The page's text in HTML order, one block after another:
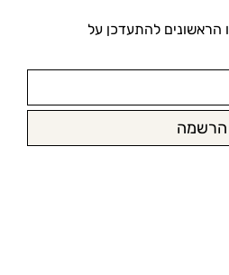
הראשונים להתעדכן על
הרשמה